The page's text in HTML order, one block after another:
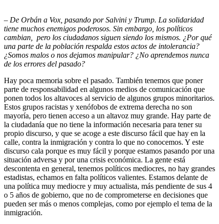
– De Orbán a Vox, pasando por Salvini y Trump. La solidaridad
tiene muchos enemigos poderosos. Sin embargo, los políticos
cambian, pero los ciudadanos siguen siendo los mismos. ¿Por qué
una parte de la población respalda estos actos de intolerancia?
¿Somos malos o nos dejamos manipular? ¿No aprendemos nunca
de los errores del pasado?
Hay poca memoria sobre el pasado. También tenemos que poner
parte de responsabilidad en algunos medios de comunicación que
ponen todos los altavoces al servicio de algunos grupos minoritarios.
Estos grupos racistas y xenófobos de extrema derecha no son
mayoría, pero tienen acceso a un altavoz muy grande. Hay parte de
la ciudadanía que no tiene la información necesaria para tener su
propio discurso, y que se acoge a este discurso fácil que hay en la
calle, contra la inmigración y contra lo que no conocemos. Y este
discurso cala porque es muy fácil y porque estamos pasando por una
situación adversa y por una crisis económica. La gente está
descontenta en general, tenemos políticos mediocres, no hay grandes
estadistas, echamos en falta políticos valientes. Estamos delante de
una política muy mediocre y muy actualista, más pendiente de sus 4
o 5 años de gobierno, que no de comprometerse en decisiones que
pueden ser más o menos complejas, como por ejemplo el tema de la
inmigración.